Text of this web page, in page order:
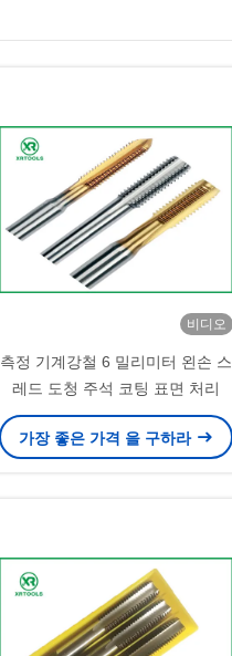
비디오
측정 기계강철 6 밀리미터 왼손 스
레드 도청 주석 코팅 표면 처리
가장 좋은 가격 을 구하라